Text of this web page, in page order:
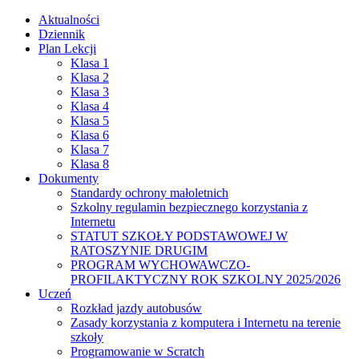
Aktualności
Dziennik
Plan Lekcji
Klasa 1
Klasa 2
Klasa 3
Klasa 4
Klasa 5
Klasa 6
Klasa 7
Klasa 8
Dokumenty
Standardy ochrony małoletnich
Szkolny regulamin bezpiecznego korzystania z
Internetu
STATUT SZKOŁY PODSTAWOWEJ W
RATOSZYNIE DRUGIM
PROGRAM WYCHOWAWCZO-
PROFILAKTYCZNY ROK SZKOLNY 2025/2026
Uczeń
Rozkład jazdy autobusów
Zasady korzystania z komputera i Internetu na terenie
szkoły
Programowanie w Scratch